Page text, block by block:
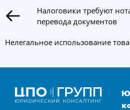
Налоговики требуют
перевода документов
Нелегальное использование